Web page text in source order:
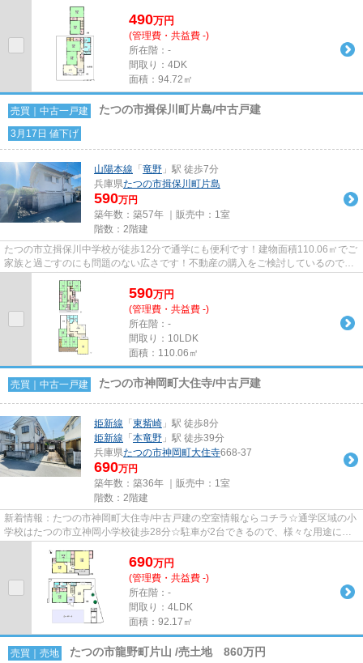
490万円
(管理費・共益費 -)
所在階：-
間取り：4DK
面積：94.72㎡
売買｜中古一戸建 たつの市揖保川町片島/中古戸建
3月17日 値下げ
山陽本線 「 竜野 」駅 徒歩7分
兵庫県たつの市揖保川町片島
590万円
築年数：築57年 ｜販売中： 1室
階数：2階建
たつの市立揖保川中学校が徒歩12分で通学にも便利です！建物面積110.06㎡でご
家族と過ごすのにも問題のない広さです！不動産の購入をご検討しているのであ
590万円
(管理費・共益費 -)
所在階：-
間取り：10LDK
面積：110.06㎡
売買｜中古一戸建 たつの市神岡町大住寺/中古戸建
姫新線 「 東觜崎 」駅 徒歩8分
姫新線 「 本竜野 」駅 徒歩39分
兵庫県たつの市神岡町大住寺668-37
690万円
築年数：築36年 ｜販売中： 1室
階数：2階建
新着情報：たつの市神岡町大住寺/中古戸建の空室情報ならコチラ☆通学区域の小
学校はたつの市立神岡小学校徒歩28分☆駐車が2台できるので、様々な用途に使
690万円
(管理費・共益費 -)
所在階：-
間取り：4LDK
面積：92.17㎡
売買｜売地 たつの市龍野町片山 /売土地 860万円